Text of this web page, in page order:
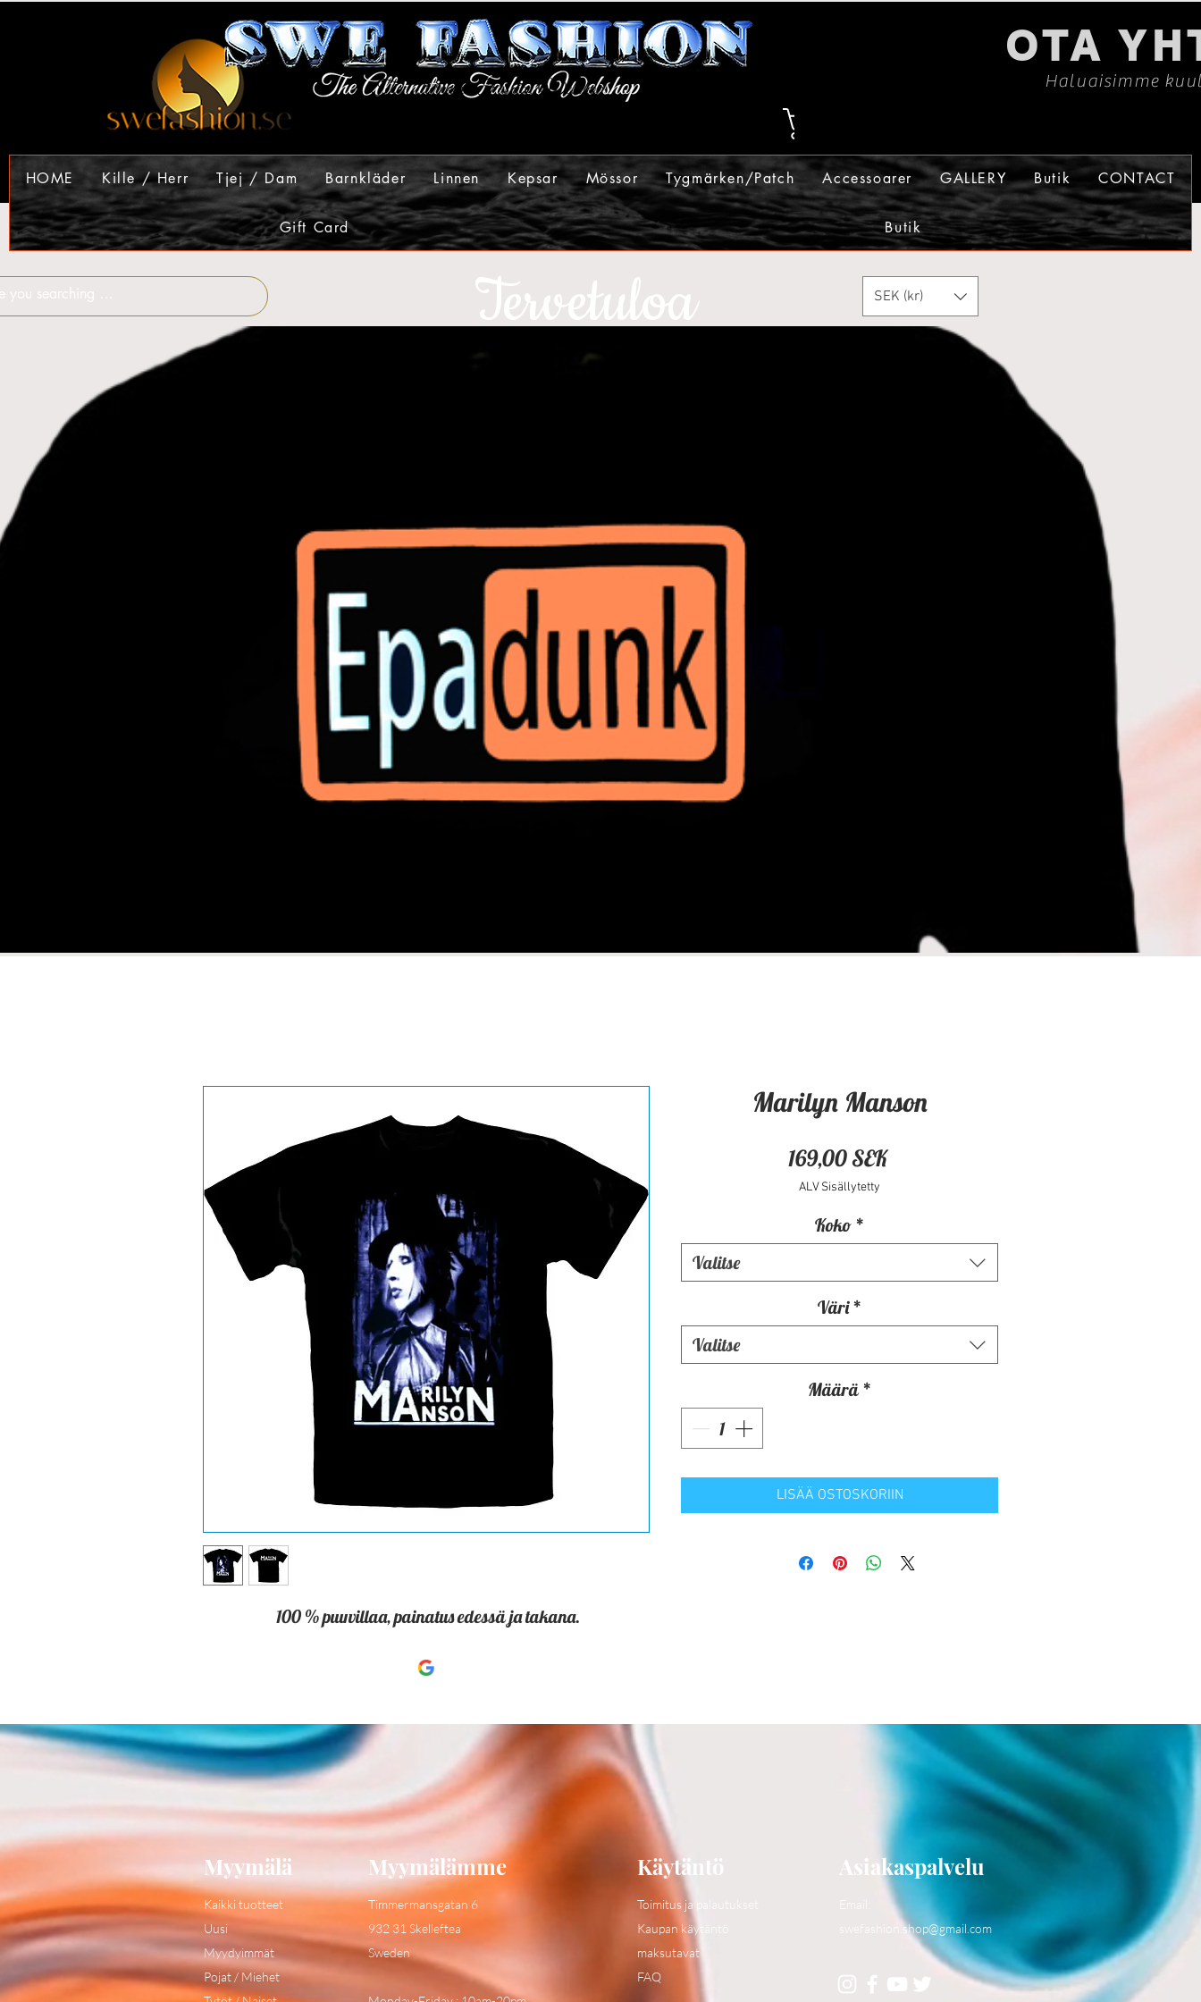
OTA
Haluaisimme
HOME Kille / Herr Tjej / Dam Barnkläder Linnen Kepsar Mössor Tygmärken/Patch Accessoarer GALLERY Butik CONTACT
Gift Card Butik
Tervetuloa SEK (kr)
100 % puuvillaa, painatus edessä ja takana.
Marilyn Manson
169,00 SEKHinta
ALV Sisällytetty
Koko *
Valitse
Väri *
Valitse
Määrä *
LISÄÄ OSTOSKORIIN
Myymälä
Kaikki tuotteet
Uusi
Myydyimmät
Pojat / Miehet
Myymälämme
Timmermansgatan 6
932 31 Skelleftea
Sweden
Käytäntö
Toimitus ja palautukset
Kaupan käytäntö
maksutavat
FAQ
Asiakaspalvelu
Email:
swefashion.shop@gmail.com